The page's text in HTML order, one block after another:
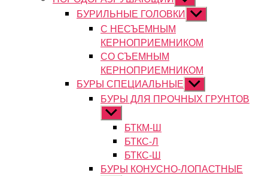
подменю
БУРИЛЬНЫЕ ГОЛОВКИ Показывать
подменю
С НЕСЪЕМНЫМ
КЕРНОПРИЕМНИКОМ
СО СЪЕМНЫМ
КЕРНОПРИЕМНИКОМ
БУРЫ СПЕЦИАЛЬНЫЕ Показывать
подменю
БУРЫ ДЛЯ ПРОЧНЫХ ГРУНТОВ
Показывать
подменюБТКМ-Ш
БТКС-Л
БТКС-Ш
БУРЫ КОНУСНО-ЛОПАСТНЫЕ